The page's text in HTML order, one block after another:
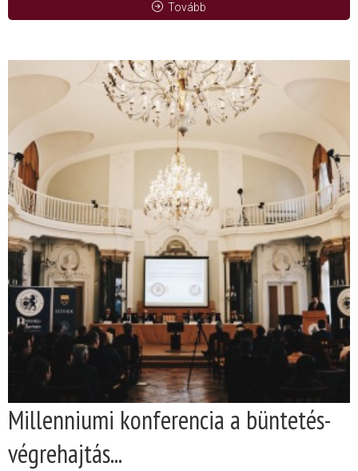
Tovább
Millenniumi konferencia a büntetés-
végrehajtás...